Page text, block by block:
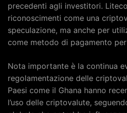
precedenti agli investitori.
riconoscimenti come una
speculazione, ma anche per
come metodo di pagamento
Nota importante è la continua
regolamentazione delle
Paesi come il Ghana hanno
l’uso delle criptovalute,